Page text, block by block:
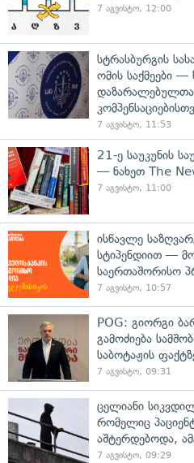
7 აგვისტო, 12:00
სტრასბურგის
ომის საქმეები
7 აგვისტო, 11:53
21-ე საუკუნის
— ნახეთ The
7 აგვისტო, 11:00
ისწავლე
სტიპენდიით —
საერთაშორისო
7 აგვისტო, 10:57
POG: გიორგი
გამოძიება
საბოტაჟის
7 აგვისტო, 09:31
ცელიანი
რომელიც
აშტერდებოდა,
7 აგვისტო, 09:29